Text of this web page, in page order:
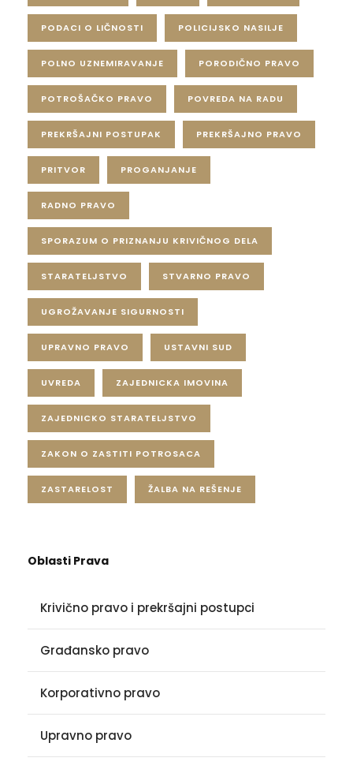
PODACI O LIČNOSTI POLICIJSKO NASILJE
POLNO UZNEMIRAVANJE PORODIČNO PRAVO
POTROŠAČKO PRAVO POVREDA NA RADU
PREKRŠAJNI POSTUPAK PREKRŠAJNO PRAVO
PRITVOR PROGANJANJE
RADNO PRAVO
SPORAZUM O PRIZNANJU KRIVIČNOG DELA
STARATELJSTVO STVARNO PRAVO
UGROŽAVANJE SIGURNOSTI
UPRAVNO PRAVO USTAVNI SUD
UVREDA ZAJEDNICKA IMOVINA
ZAJEDNICKO STARATELJSTVO
ZAKON O ZASTITI POTROSACA
ZASTARELOST ŽALBA NA REŠENJE
Oblasti Prava
Krivično pravo i prekršajni postupci
Građansko pravo
Korporativno pravo
Upravno pravo